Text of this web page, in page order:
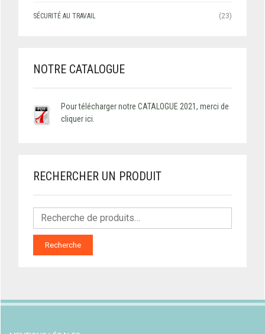
SÉCURITÉ AU TRAVAIL (23)
NOTRE CATALOGUE
Pour télécharger notre CATALOGUE 2021, merci de
cliquer ici.
RECHERCHER UN PRODUIT
Recherche